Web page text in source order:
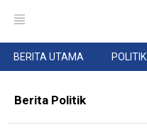
BERITA UTAMA POLITIK
Berita Politik